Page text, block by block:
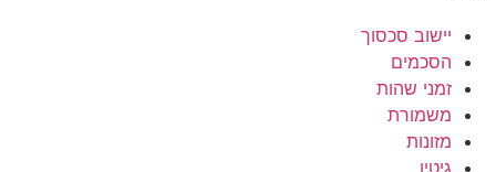
יישוב סכסוך
הסכמים
זמני שהות
משמורת
מזונות